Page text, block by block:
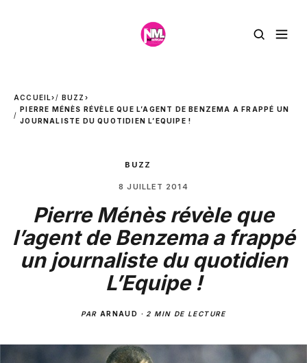
ACCUEIL› BUZZ ›
PIERRE MÉNÈS RÉVÈLE QUE L’AGENT DE BENZEMA A FRAPPÉ UN
JOURNALISTE DU QUOTIDIEN L’EQUIPE !
BUZZ
8 JUILLET 2014
Pierre Ménès révèle que
l’agent de Benzema a frappé
un journaliste du quotidien
L’Equipe !
PAR ARNAUD · 2 MIN DE LECTURE